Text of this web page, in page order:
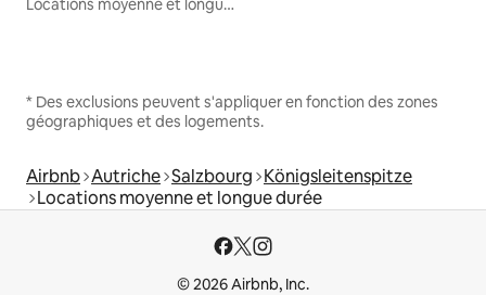
Locations moyenne et longue durée
* Des exclusions peuvent s'appliquer en fonction des zones
géographiques et des logements.
Airbnb Autriche Salzbourg Königsleitenspitze
Locations moyenne et longue durée
© 2026 Airbnb, Inc.